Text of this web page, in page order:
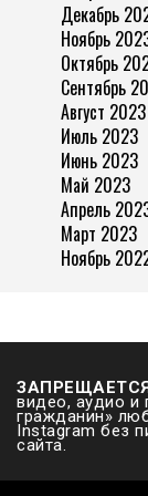
Декабрь
Ноябрь
Октябрь
Сентябрь
Август 2023
Июль 2023
Июнь 2023
Май 2023
Апрель
Март 2023
Ноябрь
видео, аудио и
гражданин»
Instagram без
сайта.